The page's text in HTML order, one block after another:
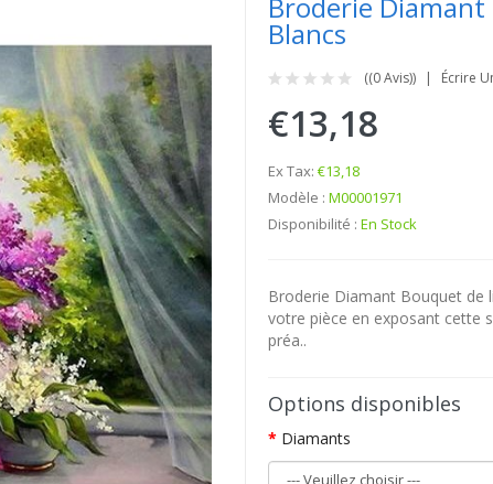
Blancs
((0 Avis)) Écrire
€13,18
Ex Tax: €13,18
Modèle : M00001971
Disponibilité : En Stock
Broderie Diamant Bouquet de
votre pièce en exposant cette
préa..
Options disponibles
Diamants